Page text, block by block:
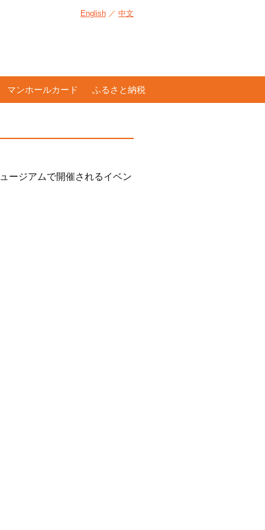
English ／ 中文
マンホールカード ふるさと納税
ージアムで開催されるイベン